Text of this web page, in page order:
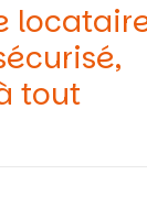
tout